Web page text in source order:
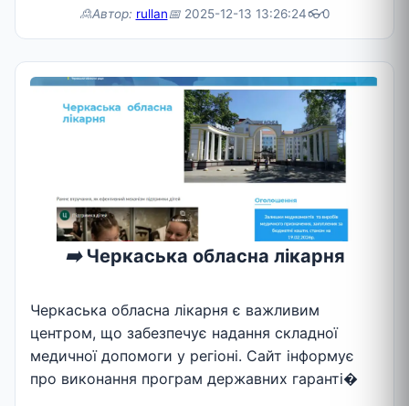
🙎Автор: rullan📅2025-12-13 13:26:24👓0
➡️Черкаська обласна лікарня
Черкаська обласна лікарня є важливим
центром, що забезпечує надання складної
медичної допомоги у регіоні. Сайт інформує
про виконання програм державних гаранті�